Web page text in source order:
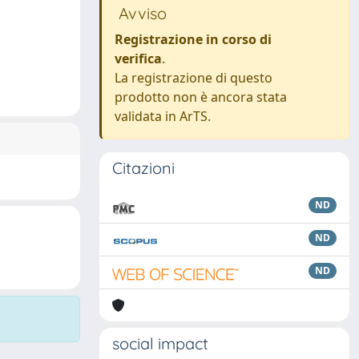
Avviso
Registrazione in corso di
verifica.
La registrazione di questo
prodotto non è ancora stata
validata in ArTS.
Citazioni
ND
ND
ND
social impact